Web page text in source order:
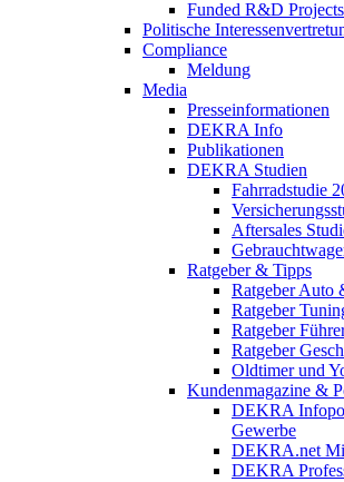
Funded R&D Projects
Politische
Compliance
Meldung
Media
Presseinformationen
DEKRA Info
Publikationen
DEKRA Studien
Fahrradstudie
Aftersales
Ratgeber & Tipps
Ratgeber Auto
Ratgeber
Ratgeber
Ratgeber
Oldtimer und
Kundenmagazine &
DEKRA
Gewerbe
DEKRA.net
DEKRA